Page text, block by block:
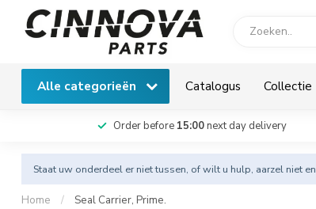
Alle categorieën Catalogus Collectie
Order before 15:00next day delivery
Staat uw onderdeel er niet tussen, of wilt u hulp, aarzel niet en
Home / Seal Carrier, Prime.